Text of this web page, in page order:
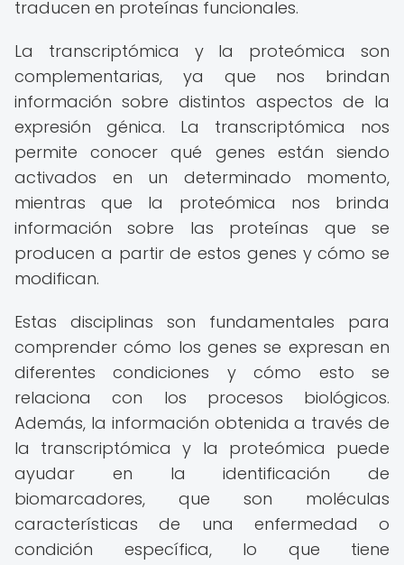
traducen en proteínas funcionales.
La transcriptómica y la proteómica son
complementarias, ya que nos brindan
información sobre distintos aspectos de la
expresión génica. La transcriptómica nos
permite conocer qué genes están siendo
activados en un determinado momento,
mientras que la proteómica nos brinda
información sobre las proteínas que se
producen a partir de estos genes y cómo se
modifican.
Estas disciplinas son fundamentales para
comprender cómo los genes se expresan en
diferentes condiciones y cómo esto se
relaciona con los procesos biológicos.
Además, la información obtenida a través de
la transcriptómica y la proteómica puede
ayudar en la identificación de
biomarcadores, que son moléculas
características de una enfermedad o
condición específica, lo que tiene